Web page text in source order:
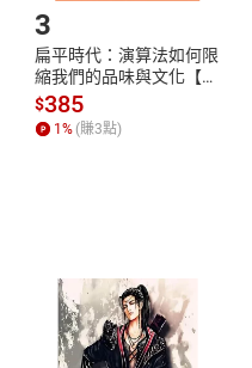
3
扁平時代：演算法如何限
縮我們的品味與文化【電
子書】
$385
1 % (賺3點)